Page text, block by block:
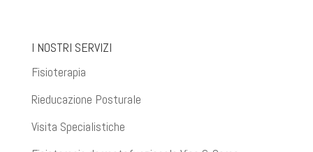
I NOSTRI SERVIZI
Fisioterapia
Rieducazione Posturale
Visita Specialistiche